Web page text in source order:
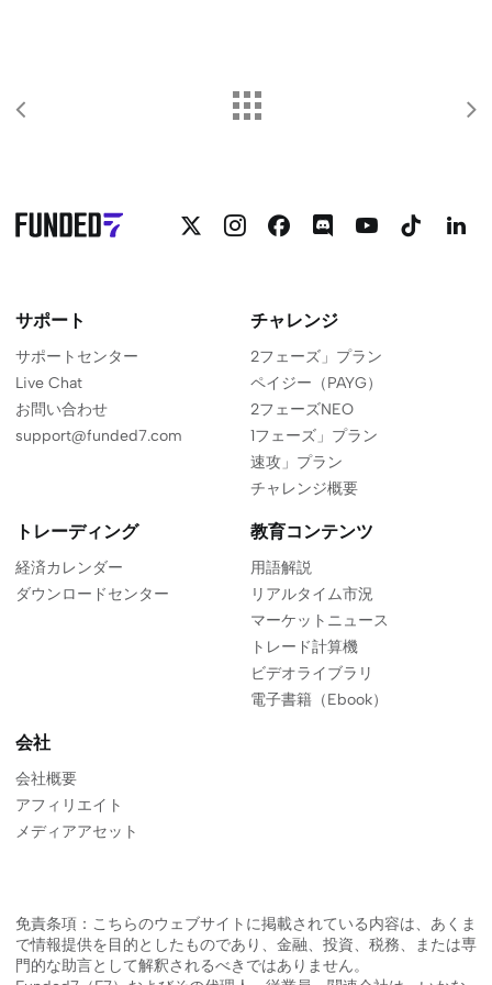
サポート
サポートセンター
Live Chat
お問い合わせ
support@funded7.com
チャレンジ
2フェーズ」プラン
ペイジー（PAYG）
2フェーズNEO
1フェーズ」プラン
速攻」プラン
チャレンジ概要
トレーディング
経済カレンダー
ダウンロードセンター
教育コンテンツ
用語解説
リアルタイム市況
マーケットニュース
トレード計算機
ビデオライブラリ
電子書籍（Ebook）
会社
会社概要
アフィリエイト
メディアアセット
免責条項：こちらのウェブサイトに掲載されている内容は、あくま
で情報提供を目的としたものであり、金融、投資、税務、または専
門的な助言として解釈されるべきではありません。